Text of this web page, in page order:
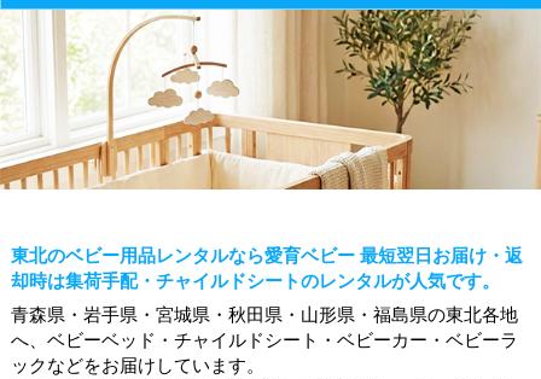
東北のベビー用品レンタルなら愛育ベビー 最短翌日お届け・返
却時は集荷手配・チャイルドシートのレンタルが人気です。
青森県・岩手県・宮城県・秋田県・山形県・福島県の東北各地
へ、ベビーベッド・チャイルドシート・ベビーカー・ベビーラ
ックなどをお届けしています。